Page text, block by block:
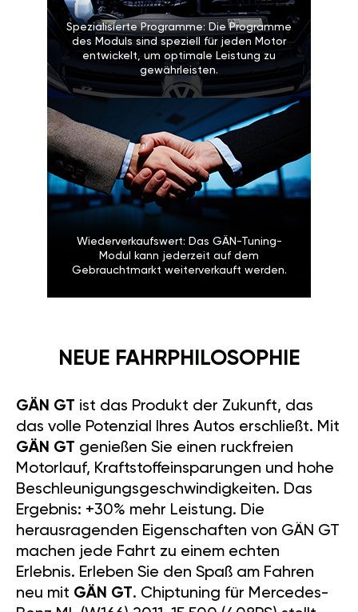
Spezialisierte Programme: Die Programme
des Moduls sind speziell für jeden Motor
entwickelt, um optimale Leistung zu
gewährleisten.
Wiederverkaufswert: Das GÄN-Tuning-
Modul kann jederzeit auf dem
Gebrauchtmarkt weiterverkauft werden.
NEUE FAHRPHILOSOPHIE
GÄN GT ist das Produkt der Zukunft, das
das volle Potenzial Ihres Autos erschließt. Mit
GÄN GT genießen Sie einen ruckfreien
Motorlauf, Kraftstoffeinsparungen und hohe
Beschleunigungsgeschwindigkeiten. Das
Ergebnis: +30% mehr Leistung. Die
herausragenden Eigenschaften von GÄN GT
machen jede Fahrt zu einem echten
Erlebnis. Erleben Sie den Spaß am Fahren
neu mit GÄN GT. Chiptuning für Mercedes-